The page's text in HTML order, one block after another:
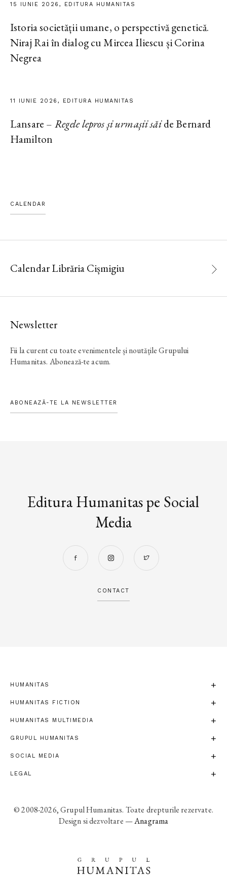
15 IUNIE 2026, EDITURA HUMANITAS
Istoria societății umane, o perspectivă genetică.
Niraj Rai în dialog cu Mircea Iliescu și Corina
Negrea
11 IUNIE 2026, EDITURA HUMANITAS
Lansare – Regele lepros și urmașii săide Bernard
Hamilton
CALENDAR
Calendar Librăria Cișmigiu
Newsletter
Fii la curent cu toate evenimentele și noutățile Grupului
Humanitas. Abonează-te acum.
ABONEAZĂ-TE LA NEWSLETTER
Editura Humanitas pe Social
Media
CONTACT
HUMANITAS
HUMANITAS FICTION
HUMANITAS MULTIMEDIA
GRUPUL HUMANITAS
SOCIAL MEDIA
LEGAL
© 2008-2026, Grupul Humanitas. Toate drepturile rezervate.
Design si dezvoltare —Anagrama